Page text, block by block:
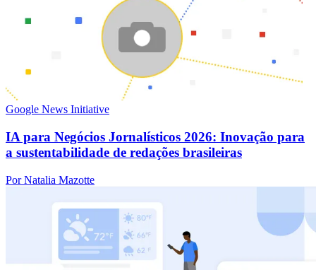
Google News Initiative
IA para Negócios Jornalísticos 2026: Inovação para
a sustentabilidade de redações brasileiras
Por Natalia Mazotte